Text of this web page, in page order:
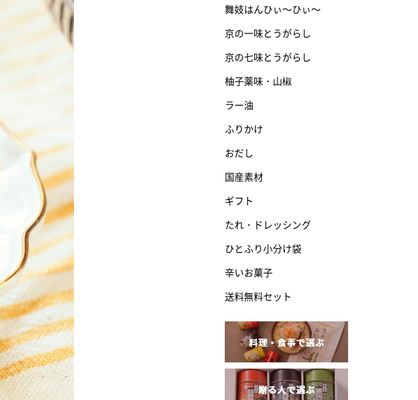
舞妓はんひぃ～ひぃ～
京の一味とうがらし
京の七味とうがらし
柚子薬味・山椒
ラー油
ふりかけ
おだし
国産素材
ギフト
たれ・ドレッシング
ひとふり小分け袋
辛いお菓子
送料無料セット